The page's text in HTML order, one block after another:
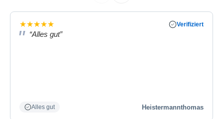
★★★★★ Verifiziert
“Alles gut”
Alles gut Heistermannthomas